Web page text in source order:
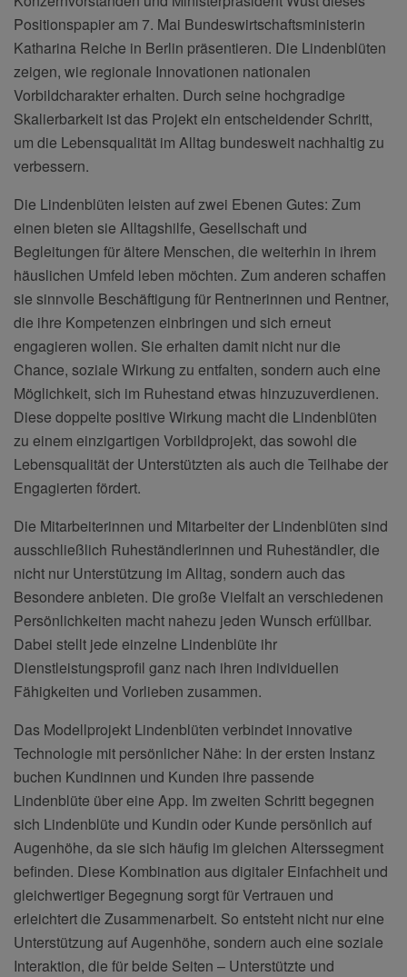
Positionspapier am 7. Mai Bundeswirtschaftsministerin
Katharina Reiche in Berlin präsentieren. Die Lindenblüten
zeigen, wie regionale Innovationen nationalen
Vorbildcharakter erhalten. Durch seine hochgradige
Skalierbarkeit ist das Projekt ein entscheidender Schritt,
um die Lebensqualität im Alltag bundesweit nachhaltig zu
verbessern.
Die Lindenblüten leisten auf zwei Ebenen Gutes: Zum
einen bieten sie Alltagshilfe, Gesellschaft und
Begleitungen für ältere Menschen, die weiterhin in ihrem
häuslichen Umfeld leben möchten. Zum anderen schaffen
sie sinnvolle Beschäftigung für Rentnerinnen und Rentner,
die ihre Kompetenzen einbringen und sich erneut
engagieren wollen. Sie erhalten damit nicht nur die
Chance, soziale Wirkung zu entfalten, sondern auch eine
Möglichkeit, sich im Ruhestand etwas hinzuzuverdienen.
Diese doppelte positive Wirkung macht die Lindenblüten
zu einem einzigartigen Vorbildprojekt, das sowohl die
Lebensqualität der Unterstützten als auch die Teilhabe der
Engagierten fördert.
Die Mitarbeiterinnen und Mitarbeiter der Lindenblüten sind
ausschließlich Ruheständlerinnen und Ruheständler, die
nicht nur Unterstützung im Alltag, sondern auch das
Besondere anbieten. Die große Vielfalt an verschiedenen
Persönlichkeiten macht nahezu jeden Wunsch erfüllbar.
Dabei stellt jede einzelne Lindenblüte ihr
Dienstleistungsprofil ganz nach ihren individuellen
Fähigkeiten und Vorlieben zusammen.
Das Modellprojekt Lindenblüten verbindet innovative
Technologie mit persönlicher Nähe: In der ersten Instanz
buchen Kundinnen und Kunden ihre passende
Lindenblüte über eine App. Im zweiten Schritt begegnen
sich Lindenblüte und Kundin oder Kunde persönlich auf
Augenhöhe, da sie sich häufig im gleichen Alterssegment
befinden. Diese Kombination aus digitaler Einfachheit und
gleichwertiger Begegnung sorgt für Vertrauen und
erleichtert die Zusammenarbeit. So entsteht nicht nur eine
Unterstützung auf Augenhöhe, sondern auch eine soziale
Interaktion, die für beide Seiten – Unterstützte und